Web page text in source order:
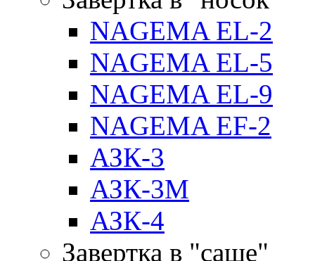
NAGEMA EL-2
NAGEMA EL-5
NAGEMA EL-9
NAGEMA EF-2
АЗК-3
АЗК-3М
АЗК-4
Завертка в "саше"